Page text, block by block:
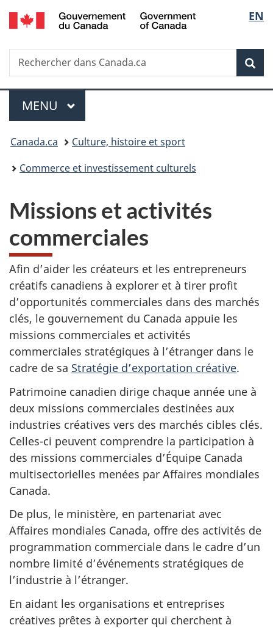
Passer
au
principal
Passer
à
Au
du
Passer
à
version
simplifiée
de
la
EN
Recherche
Rechercher
dans
Menu
MENU PRINCIPAL
Vous
êtes
Canada.ca
Culture, histoire et sport
Commerce et investissement culturels
Missions et activités
commerciales
Afin d’aider les créateurs et les entrepreneurs
créatifs canadiens à explorer et à tirer profit
d’opportunités commerciales dans des marchés
clés, le gouvernement du Canada appuie les
missions commerciales et activités
commerciales stratégiques à l’étranger dans le
cadre de sa Stratégie d’exportation créative.
Patrimoine canadien dirige chaque année une à
deux missions commerciales destinées aux
industries créatives vers des marchés cibles clés.
Celles-ci peuvent comprendre la participation à
des missions commerciales d’Équipe Canada
multisectorielles menées par Affaires mondiales
Canada.
De plus, le ministère, en partenariat avec
Affaires mondiales Canada, offre des activités de
programmation commerciale dans le cadre d’un
nombre limité d’événements stratégiques de
l’industrie à l’étranger.
En aidant les organisations et entreprises
créatives prêtes à exporter qui cherchent à